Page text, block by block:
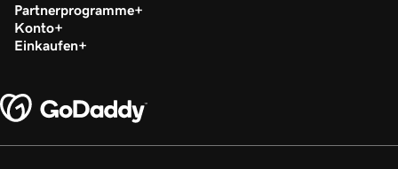
Partnerprogramme
Konto
Einkaufen